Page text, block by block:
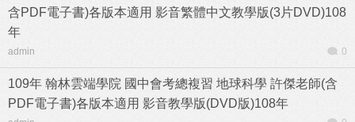
含PDF電子書)各版本適用 影音繁體中文教學版(3片DVD)108
年
admin 0
109年 翰林雲端學院 國中會考總複習 地球科學 許傑老師(含
PDF電子書)各版本適用 影音教學版(DVD版)108年